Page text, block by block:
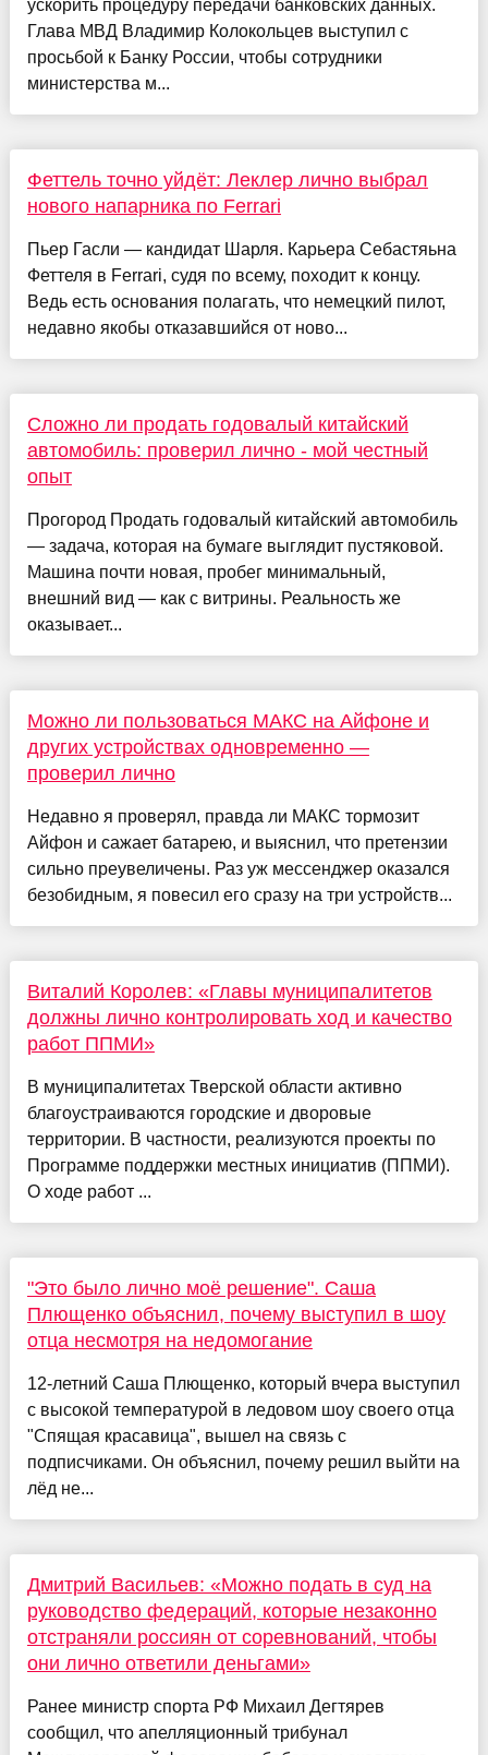
ускорить процедуру передачи банковских данных.
Глава МВД Владимир Колокольцев выступил с
просьбой к Банку России, чтобы сотрудники
министерства м...
Феттель точно уйдёт: Леклер лично выбрал
нового напарника по Ferrari
Пьер Гасли — кандидат Шарля. Карьера Себастяьна
Феттеля в Ferrari, судя по всему, походит к концу.
Ведь есть основания полагать, что немецкий пилот,
недавно якобы отказавшийся от ново...
Сложно ли продать годовалый китайский
автомобиль: проверил лично - мой честный
опыт
Прогород Продать годовалый китайский автомобиль
— задача, которая на бумаге выглядит пустяковой.
Машина почти новая, пробег минимальный,
внешний вид — как с витрины. Реальность же
оказывает...
Можно ли пользоваться МАКС на Айфоне и
других устройствах одновременно —
проверил лично
Недавно я проверял, правда ли МАКС тормозит
Айфон и сажает батарею, и выяснил, что претензии
сильно преувеличены. Раз уж мессенджер оказался
безобидным, я повесил его сразу на три устройств...
Виталий Королев: «Главы муниципалитетов
должны лично контролировать ход и качество
работ ППМИ»
В муниципалитетах Тверской области активно
благоустраиваются городские и дворовые
территории. В частности, реализуются проекты по
Программе поддержки местных инициатив (ППМИ).
О ходе работ ...
"Это было лично моё решение". Саша
Плющенко объяснил, почему выступил в шоу
отца несмотря на недомогание
12-летний Саша Плющенко, который вчера выступил
с высокой температурой в ледовом шоу своего отца
"Спящая красавица", вышел на связь с
подписчиками. Он объяснил, почему решил выйти на
лёд не...
Дмитрий Васильев: «Можно подать в суд на
руководство федераций, которые незаконно
отстраняли россиян от соревнований, чтобы
они лично ответили деньгами»
Ранее министр спорта РФ Михаил Дегтярев
сообщил, что апелляционный трибунал